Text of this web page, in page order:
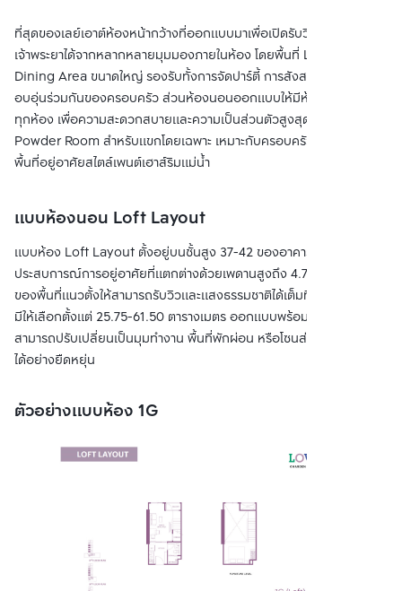
ที่สุดของเลย์เอาต์ห้องหน้ากว้างที่ออกแบบมาเพื่อเปิดรับวิวแม่น้ำ
เจ้าพระยาได้จากหลากหลายมุมมองภายในห้อง โดยพื้นที่ Living &
Dining Area ขนาดใหญ่ รองรับทั้งการจัดปาร์ตี้ การสังสรรค์ หรือมื้อค่ำ
อบอุ่นร่วมกันของครอบครัว ส่วนห้องนอนออกแบบให้มีห้องน้ำส่วนตัว
ทุกห้อง เพื่อความสะดวกสบายและความเป็นส่วนตัวสูงสุด พร้อมเพิ่ม
Powder Room สำหรับแขกโดยเฉพาะ เหมาะกับครอบครัวที่ต้องการ
พื้นที่อยู่อาศัยสไตล์เพนต์เฮาส์ริมแม่น้ำ
แบบห้องนอน Loft Layout
แบบห้อง Loft Layout ตั้งอยู่บนชั้นสูง 37-42 ของอาคาร A มอบ
ประสบการณ์การอยู่อาศัยที่แตกต่างด้วยเพดานสูงถึง 4.7 เมตร เปิดมิติ
ของพื้นที่แนวตั้งให้สามารถรับวิวและแสงธรรมชาติได้เต็มที่ โดยขนาดห้อง
มีให้เลือกตั้งแต่ 25.75-61.50 ตารางเมตร ออกแบบพร้อมชั้นลอยที่
สามารถปรับเปลี่ยนเป็นมุมทำงาน พื้นที่พักผ่อน หรือโซนส่วนตัวเพิ่มเติม
ได้อย่างยืดหยุ่น
ตัวอย่างแบบห้อง 1G